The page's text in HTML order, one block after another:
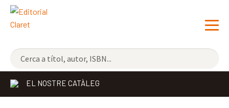
NOVETATS
ELS MÉS VENUTS
EL NOSTRE CATÀLEG